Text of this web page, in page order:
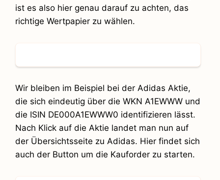
ist es also hier genau darauf zu achten, das
richtige Wertpapier zu wählen.
Wir bleiben im Beispiel bei der Adidas Aktie,
die sich eindeutig über die WKN A1EWWW und
die ISIN DE000A1EWWW0 identifizieren lässt.
Nach Klick auf die Aktie landet man nun auf
der Übersichtsseite zu Adidas. Hier findet sich
auch der Button um die Kauforder zu starten.